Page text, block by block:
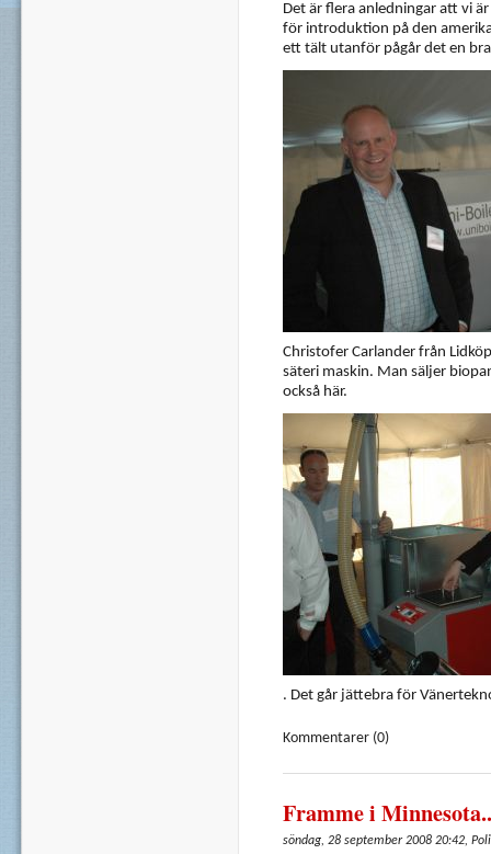
Det är flera anledningar att vi
för introduktion på den
ett tält utanför pågår det en
Christofer Carlander från
säteri maskin. Man säljer
också här.
. Det går jättebra för
Kommentarer (0)
Framme i
söndag, 28 september 2008 20:42,